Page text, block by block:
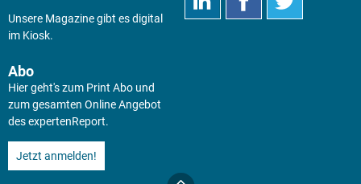
Unsere Magazine gibt es digital
im Kiosk.
Abo
Hier geht's zum Print Abo und
zum gesamten Online Angebot
des expertenReport.
Jetzt anmelden!